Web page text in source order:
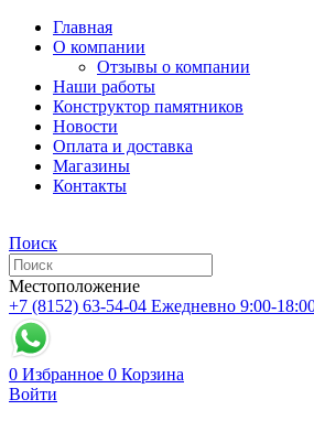
Главная
О компании
Отзывы о компании
Наши работы
Конструктор памятников
Новости
Оплата и доставка
Магазины
Контакты
Поиск
Местоположение
+7 (8152) 63-54-04 Ежедневно 9:00-
0 Избранное 0 Корзина
Войти